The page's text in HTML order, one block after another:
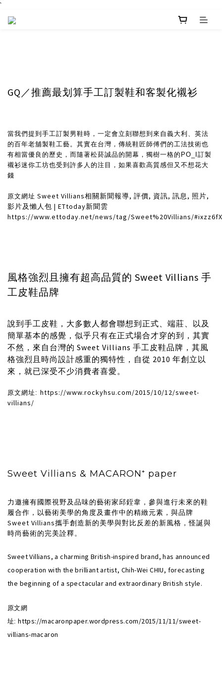
`
GQ／推薦最划算手工訂製鞋和客製化襯衫
當我們提到手工訂製男鞋時，一定會立刻聯想到來自義大利、英法
的百年老舖製鞋工藝。其實在台灣，傳統鞋匠師傅們的工法技術也
有相當優良的歷史，而隨著松菸誠品的開幕，獨樹一格的PO_I訂製
襯衫迷你工坊也受到許多人的注目，如果喜歡高質感但又不想花大
錢
原文網址 Sweet Villians相關新聞報導, 評價, 資訊, 訊息, 照片,
影片及懶人包 | ETtoday新聞雲
https://www.ettoday.net/news/tag/Sweet%20Villians/
風格強烈且擁有超高品質的 Sweet Villians 手
工皮鞋品牌
說到手工皮鞋，大多數人都會聯想到正式、端莊、以及
簡單基本的感覺，似乎只有在正式場合才穿的到，其實
不然，來自台灣的 Sweet Villians 手工皮鞋品牌，其風
格強烈且時尚設計感重的獨特性，自從 2010 年創立以
來，就已深受不少消費者喜愛。
原文網址: https://www.rockyhsu.com/2015/10/12/sweet-
villians/
Sweet Villians & MACARON⁺ paper
力邀擁有國際視野及品味的藝術家邱銍韋，參與進行未來的鞋
履合作，以藝術美學的角度及畫作中的精緻元素，與品牌
Sweet Villians攜手創造新的美學與對比反差的新風格，怪誕與
時尚藝術的完美詮釋。
Sweet Villians, a charming British-inspired brand, has announced
cooperation with the brilliant artist, Chih-Wei CHIU, forecasting
the beginning of a spectacular and extraordinary British style.
原文網
址: https://macaronpaper.wordpress.com/2015/11/11/sweet-
villians-macaron